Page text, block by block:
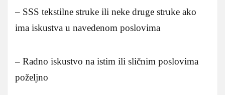
– SSS tekstilne struke ili neke druge struke ako
ima iskustva u navedenom poslovima
– Radno iskustvo na istim ili sličnim poslovima
poželjno